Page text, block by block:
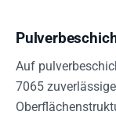
Auf
7065